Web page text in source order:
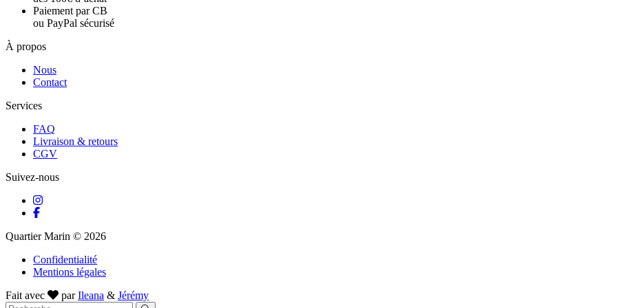
Paiement par CB
ou PayPal sécurisé
À propos
Nous
Contact
Services
FAQ
Livraison & retours
CGV
Suivez-nous
Quartier Marin © 2026
Confidentialité
Mentions légales
Fait avec
parIleana & Jérémy